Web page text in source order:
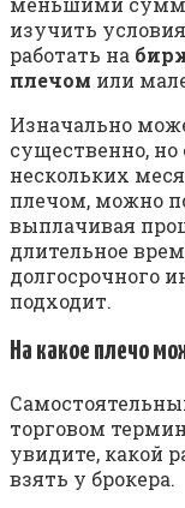
изучить
работать на
плечом или
Изначально
существенно,
нескольких
плечом, можно
выплачивая
длительное
долгосрочного
подходит.
На какое плечо
торговом
увидите, какой
взять у брокера.